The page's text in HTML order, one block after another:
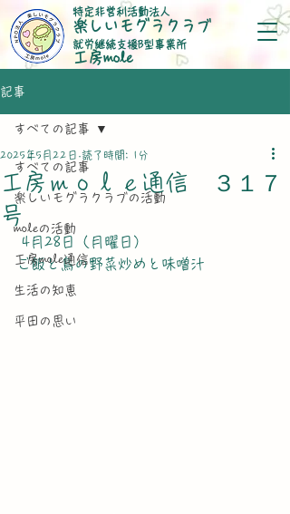
特定非営利活動法人
楽しいモグラクラブ
就労継続支援B型事業所
​工房mole
記事
すべての記事
楽しいモグラクラブの活動
moleの活動
工房mole通信
生活の知恵
平田の思い
すべての記事
工房ｍｏｌｅ通信 ３１７
号
2025年5月22日 読了時間: 1分
4月28日（月曜日）
ご飯と鳥の野菜炒めと味噌汁